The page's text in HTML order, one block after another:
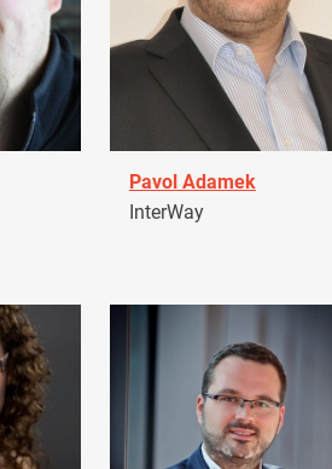
Pavol Adamek
InterWay